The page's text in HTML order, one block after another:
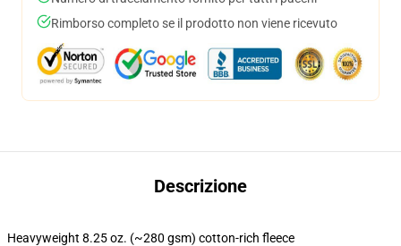
Rimborso completo se il prodotto non viene ricevuto
Descrizione
Heavyweight 8.25 oz. (~280 gsm) cotton-rich fleece